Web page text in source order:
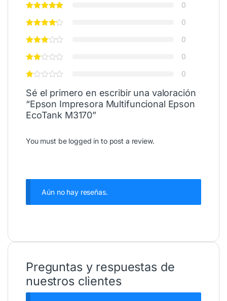
0
0
0
0
0
Sé el primero en escribir una valoración
“Epson Impresora Multifuncional Epson
EcoTank M3170”
You must be logged in to post a review.
Aún no hay reseñas.
Preguntas y respuestas de
nuestros clientes